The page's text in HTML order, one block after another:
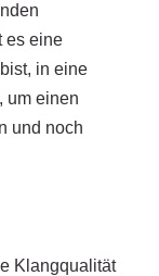
es eine
in eine
um einen
und noch
Klangqualität